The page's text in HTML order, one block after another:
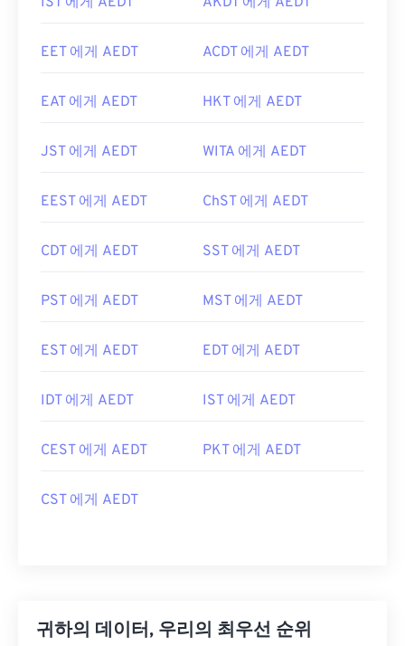
EET 에게 AEDT ACDT 에게 AEDT
EAT 에게 AEDT HKT 에게 AEDT
JST 에게 AEDT WITA 에게 AEDT
EEST 에게 AEDT ChST 에게 AEDT
CDT 에게 AEDT SST 에게 AEDT
PST 에게 AEDT MST 에게 AEDT
EST 에게 AEDT EDT 에게 AEDT
IDT 에게 AEDT IST 에게 AEDT
CEST 에게 AEDT PKT 에게 AEDT
CST 에게 AEDT
귀하의 데이터, 우리의 최우선 순위